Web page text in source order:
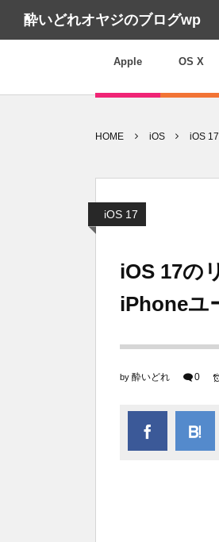
酔いどれオヤジのブログwp
Apple OS X
HOME iOS iOS
iOS 17
iOS 17の
iPhoneユ
by 酔いどれ 0